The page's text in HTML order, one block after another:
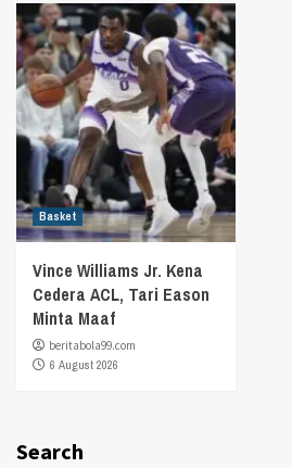
Basket
Vince Williams Jr. Kena
Cedera ACL, Tari Eason
Minta Maaf
beritabola99.com
6 August 2026
Search